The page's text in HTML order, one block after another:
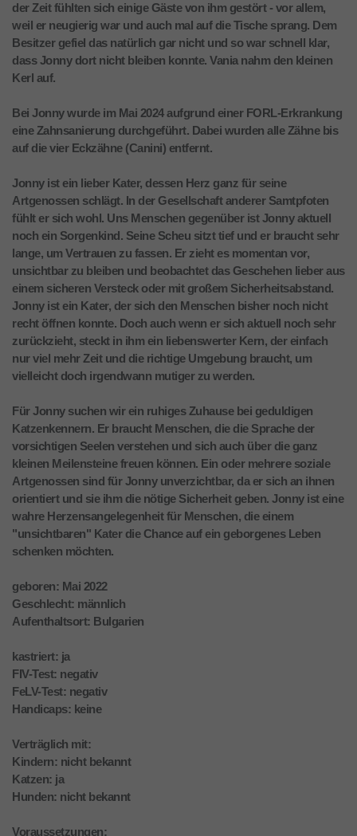
der Zeit fühlten sich einige Gäste von ihm gestört - vor allem,
weil er neugierig war und auch mal auf die Tische sprang. Dem
Besitzer gefiel das natürlich gar nicht und so war schnell klar,
dass Jonny dort nicht bleiben konnte. Vania nahm den kleinen
Kerl auf.
Bei Jonny wurde im Mai 2024 aufgrund einer FORL-Erkrankung
eine Zahnsanierung durchgeführt. Dabei wurden alle Zähne bis
auf die vier Eckzähne (Canini) entfernt.
Jonny ist ein lieber Kater, dessen Herz ganz für seine
Artgenossen schlägt. In der Gesellschaft anderer Samtpfoten
fühlt er sich wohl. Uns Menschen gegenüber ist Jonny aktuell
noch ein Sorgenkind. Seine Scheu sitzt tief und er braucht sehr
lange, um Vertrauen zu fassen. Er zieht es momentan vor,
unsichtbar zu bleiben und beobachtet das Geschehen lieber aus
einem sicheren Versteck oder mit großem Sicherheitsabstand.
Jonny ist ein Kater, der sich den Menschen bisher noch nicht
recht öffnen konnte. Doch auch wenn er sich aktuell noch sehr
zurückzieht, steckt in ihm ein liebenswerter Kern, der einfach
nur viel mehr Zeit und die richtige Umgebung braucht, um
vielleicht doch irgendwann mutiger zu werden.
Für Jonny suchen wir ein ruhiges Zuhause bei geduldigen
Katzenkennern. Er braucht Menschen, die die Sprache der
vorsichtigen Seelen verstehen und sich auch über die ganz
kleinen Meilensteine freuen können. Ein oder mehrere soziale
Artgenossen sind für Jonny unverzichtbar, da er sich an ihnen
orientiert und sie ihm die nötige Sicherheit geben. Jonny ist eine
wahre Herzensangelegenheit für Menschen, die einem
"unsichtbaren" Kater die Chance auf ein geborgenes Leben
schenken möchten.
geboren: Mai 2022
Geschlecht: männlich
Aufenthaltsort: Bulgarien
kastriert: ja
FIV-Test: negativ
FeLV-Test: negativ
Handicaps: keine
Verträglich mit:
Kindern: nicht bekannt
Katzen: ja
Hunden: nicht bekannt
Voraussetzungen: